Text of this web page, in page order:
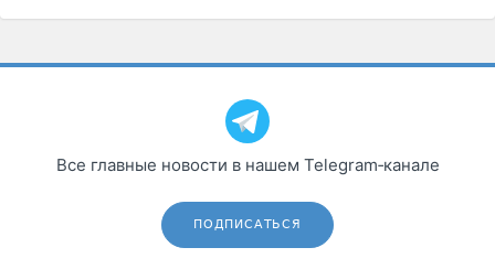
Все главные новости в нашем Telegram‑канале
ПОДПИСАТЬСЯ